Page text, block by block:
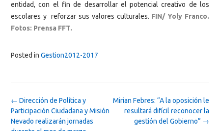
entidad, con el fin de desarrollar el potencial creativo de los
escolares y reforzar sus valores culturales. FIN/ Yoly Franco.
Fotos: Prensa FFT.
Posted in Gestion2012-2017
Post
navigation
Mirian Febres: “A la oposición le
resultará difícil reconocer la
gestión del Gobierno” →
← Dirección de Política y
Participación Ciudadana y Misión
Nevado realizarán jornadas